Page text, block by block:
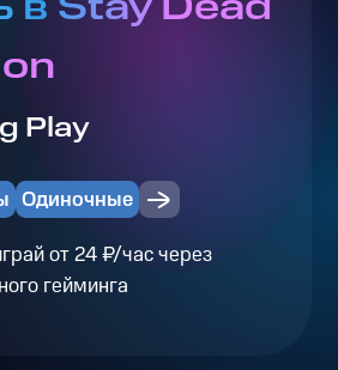
Play
Одиночные
от 24 ₽/час через
гейминга